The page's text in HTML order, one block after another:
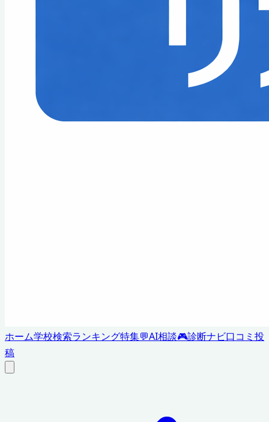
ホーム学校検索ランキング特集💬AI相談🎮診断ナビ口コミ投
稿